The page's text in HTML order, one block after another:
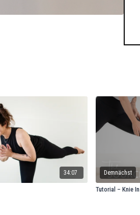
34:07 Demnächst
Tutorial – Knie